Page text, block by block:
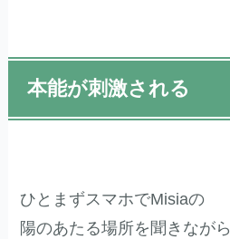
本能が刺激される
ひとまずスマホでMisiaの
陽のあたる場所を聞きながら